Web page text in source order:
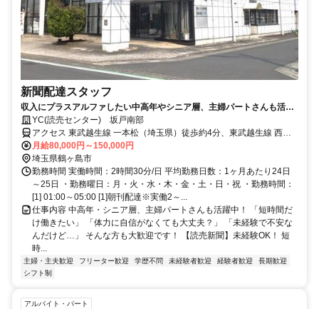
新聞配達スタッフ
収入にプラスアルファしたい中高年やシニア層、主婦パートさんも活躍
中！配達未経験でも大歓迎♪
YC(読売センター) 坂戸南部
アクセス 東武越生線 一本松（埼玉県）徒歩約4分、東武越生線 西大
家徒歩約21分、東武越生線 川角徒歩約33分
月給80,000円～150,000円
埼玉県鶴ヶ島市
勤務時間 実働時間：2時間30分/日 平均勤務日数：1ヶ月あたり24日
～25日 ・勤務曜日：月・火・水・木・金・土・日・祝 ・勤務時間：
[1] 01:00～05:00 [1]朝刊配達※実働2～...
仕事内容 中高年・シニア層、主婦パートさんも活躍中！ 「短時間だ
け働きたい」 「体力に自信がなくても大丈夫？」 「未経験で不安な
んだけど…」 そんな方も大歓迎です！ 【読売新聞】未経験OK！ 短
時...
主婦・主夫歓迎 フリーター歓迎 学歴不問 未経験者歓迎 経験者歓迎
長期歓迎
シフト制
アルバイト・パート